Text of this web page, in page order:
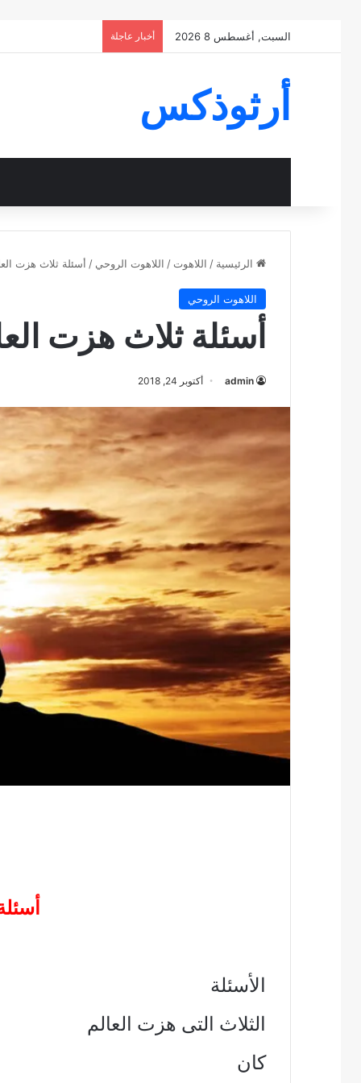
السبت, أغسطس 8 2026 أخبار عاجلة
أرثوذكس
الرئيسية / اللاهوت / اللاهوت الروحي / أسئلة ثلاث هزت
اللاهوت الروحي
أسئلة ثلاث هزت
admin أكتوبر 24, 2018
الأسئلة
الثلاث التى هزت العالم
كان